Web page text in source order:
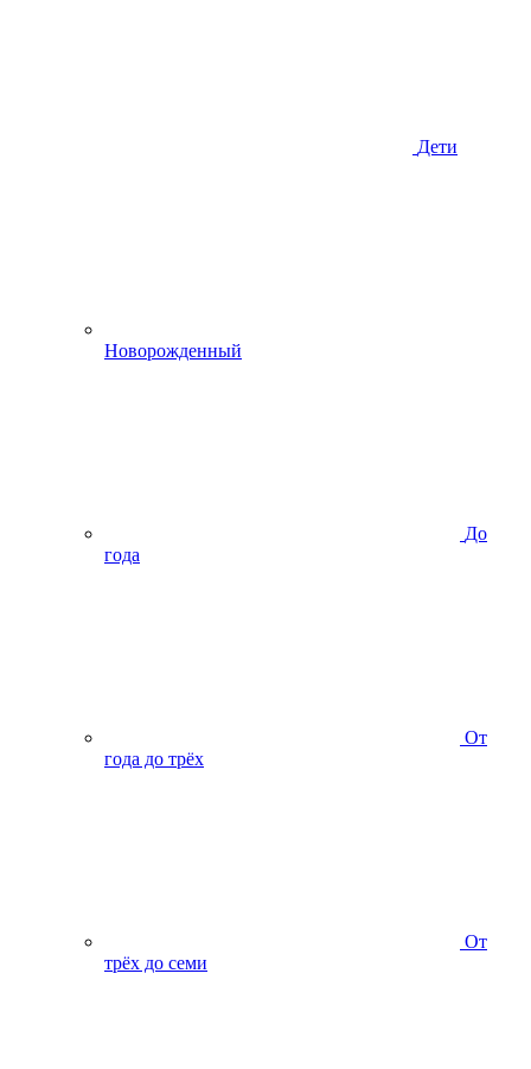
Дети
Новорожденный
До
года
От
года до трёх
От
трёх до семи